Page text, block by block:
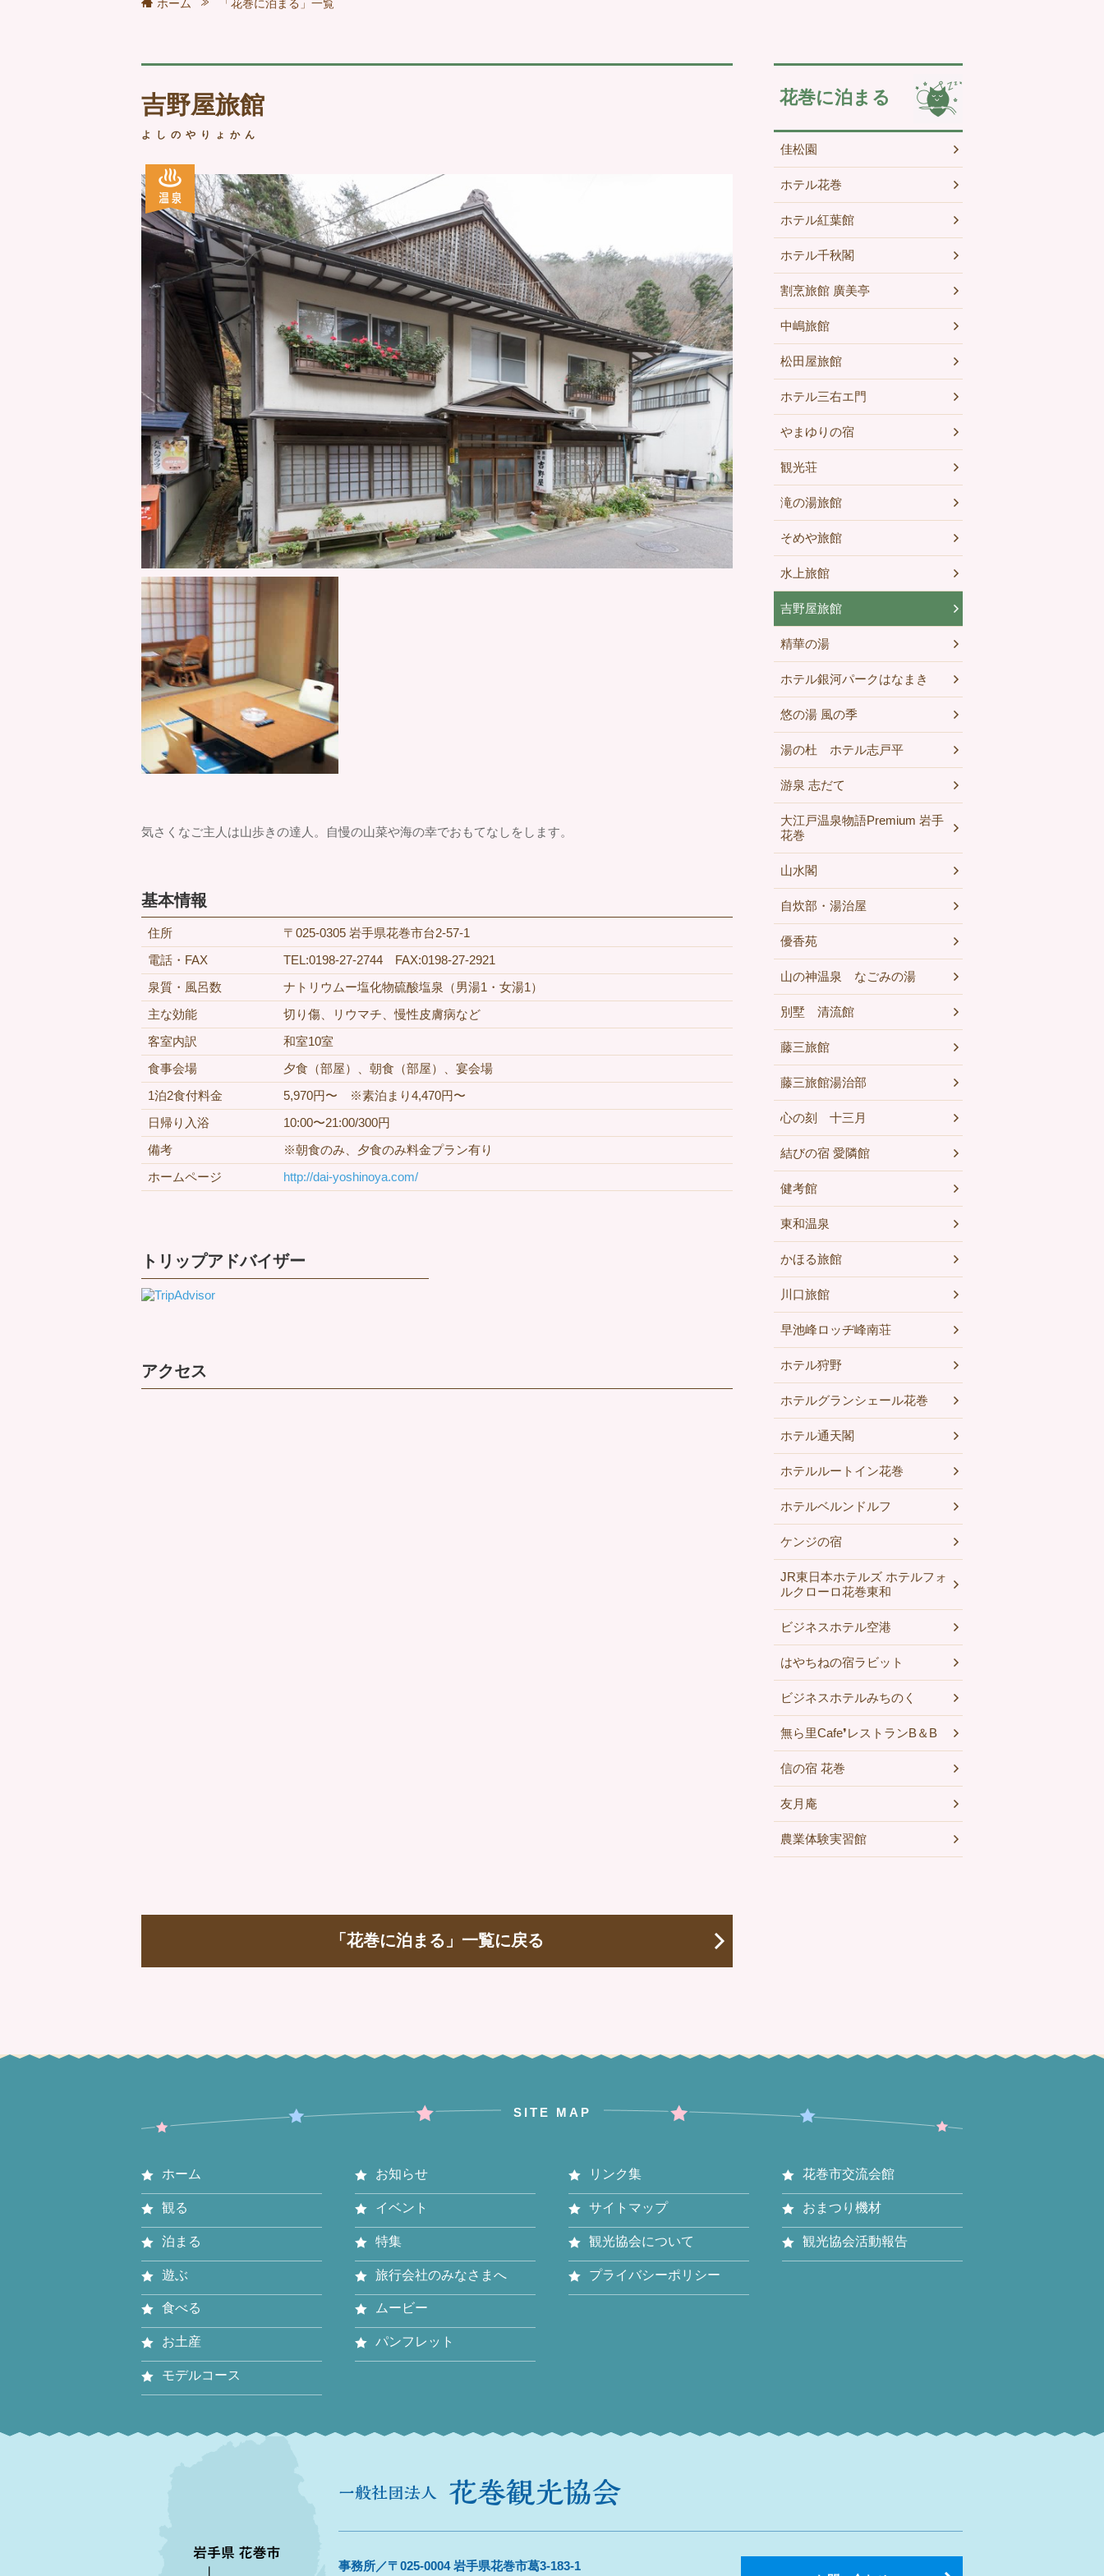
ホーム 「花巻に泊まる」一覧
吉野屋旅館
よしのやりょかん
気さくなご主人は山歩きの達人。自慢の山菜や海の幸でおもてなしをします。
基本情報
住所
〒025-0305 岩手県花巻市台2-57-1
電話・FAX
TEL:0198-27-2744 FAX:0198-27-2921
泉質・風呂数
ナトリウムー塩化物硫酸塩泉（男湯1・女湯1）
主な効能
切り傷、リウマチ、慢性皮膚病など
客室内訳
和室10室
食事会場
夕食（部屋）、朝食（部屋）、宴会場
1泊2食付料金
5,970円〜 ※素泊まり4,470円〜
日帰り入浴
10:00〜21:00/300円
備考
※朝食のみ、夕食のみ料金プラン有り
ホームページ
http://dai-yoshinoya.com/
トリップアドバイザー
アクセス
「花巻に泊まる」一覧に戻る
花巻に泊まる
佳松園
ホテル花巻
ホテル紅葉館
ホテル千秋閣
割烹旅館 廣美亭
中嶋旅館
松田屋旅館
ホテル三右エ門
やまゆりの宿
観光荘
滝の湯旅館
そめや旅館
水上旅館
吉野屋旅館
精華の湯
ホテル銀河パークはなまき
悠の湯 風の季
湯の杜 ホテル志戸平
游泉 志だて
大江戸温泉物語Premium 岩手
花巻
山水閣
自炊部・湯治屋
優香苑
山の神温泉 なごみの湯
別墅 清流館
藤三旅館
藤三旅館湯治部
心の刻 十三月
結びの宿 愛隣館
健考館
東和温泉
かほる旅館
川口旅館
早池峰ロッヂ峰南荘
ホテル狩野
ホテルグランシェール花巻
ホテル通天閣
ホテルルートイン花巻
ホテルベルンドルフ
ケンジの宿
JR東日本ホテルズ ホテルフォ
ルクローロ花巻東和
ビジネスホテル空港
はやちねの宿ラビット
ビジネスホテルみちのく
無ら里Cafe❜レストランB＆B
信の宿 花巻
友月庵
農業体験実習館
SITE MAP
ホーム
観る
泊まる
遊ぶ
食べる
お土産
モデルコース
お知らせ
イベント
特集
旅行会社のみなさまへ
ムービー
パンフレット
リンク集
サイトマップ
観光協会について
プライバシーポリシー
花巻市交流会館
おまつり機材
観光協会活動報告
事務所／〒025-0004 岩手県花巻市葛3-183-1